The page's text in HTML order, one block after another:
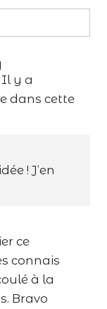
in this
Il y a
dans cette
! J’en
ce
connais
à la
Bravo